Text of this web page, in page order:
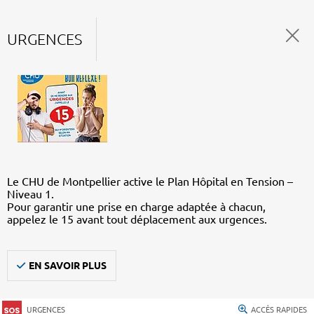
URGENCES
Le CHU de Montpellier active le Plan Hôpital en Tension –
Niveau 1.
Pour garantir une prise en charge adaptée à chacun,
appelez le 15 avant tout déplacement aux urgences.
EN SAVOIR PLUS
URGENCES ACCÈS RAPIDES